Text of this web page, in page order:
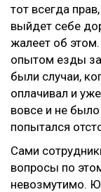
тот всегда
выйдет себе
жалеет об
опытом езды за
были случаи,
оплачивал и
вовсе и не
попытался
Сами
вопросы по
невозмутимо.